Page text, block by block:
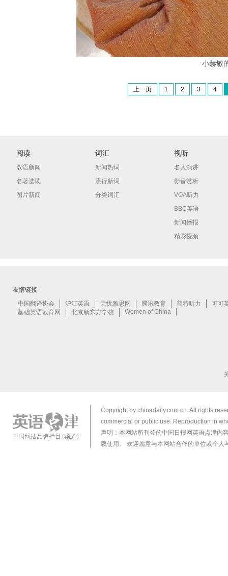
小赫敏
上一页 1 2 3 4
阅读
双语新闻
名著选读
图片新闻
词汇
新闻热词
流行新词
分类词汇
视听
名人演讲
影音赏析
VOA听力
BBC英语
新闻播报
精彩视频
Copyright by chinadaily.com.cn. All rights
commercial or public use. Reproduction in
声明：本网站所刊登的中国日报网英语点津内
载使用。 欢迎愿意与本网站合作的单位或个人